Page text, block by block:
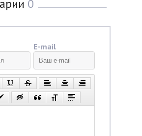
0
E-mail